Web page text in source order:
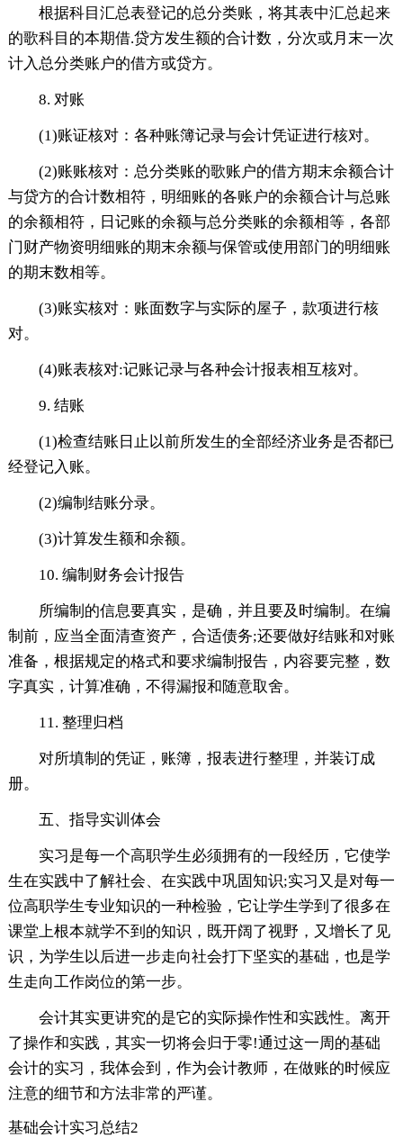
根据科目汇总表登记的总分类账，将其表中汇总起来
的歌科目的本期借.贷方发生额的合计数，分次或月末一次
计入总分类账户的借方或贷方。
8. 对账
(1)账证核对：各种账簿记录与会计凭证进行核对。
(2)账账核对：总分类账的歌账户的借方期末余额合计
与贷方的合计数相符，明细账的各账户的余额合计与总账
的余额相符，日记账的余额与总分类账的余额相等，各部
门财产物资明细账的期末余额与保管或使用部门的明细账
的期末数相等。
(3)账实核对：账面数字与实际的屋子，款项进行核
对。
(4)账表核对:记账记录与各种会计报表相互核对。
9. 结账
(1)检查结账日止以前所发生的全部经济业务是否都已
经登记入账。
(2)编制结账分录。
(3)计算发生额和余额。
10. 编制财务会计报告
所编制的信息要真实，是确，并且要及时编制。在编
制前，应当全面清查资产，合适债务;还要做好结账和对账
准备，根据规定的格式和要求编制报告，内容要完整，数
字真实，计算准确，不得漏报和随意取舍。
11. 整理归档
对所填制的凭证，账簿，报表进行整理，并装订成
册。
五、指导实训体会
实习是每一个高职学生必须拥有的一段经历，它使学
生在实践中了解社会、在实践中巩固知识;实习又是对每一
位高职学生专业知识的一种检验，它让学生学到了很多在
课堂上根本就学不到的知识，既开阔了视野，又增长了见
识，为学生以后进一步走向社会打下坚实的基础，也是学
生走向工作岗位的第一步。
会计其实更讲究的是它的实际操作性和实践性。离开
了操作和实践，其实一切将会归于零!通过这一周的基础
会计的实习，我体会到，作为会计教师，在做账的时候应
注意的细节和方法非常的严谨。
基础会计实习总结2